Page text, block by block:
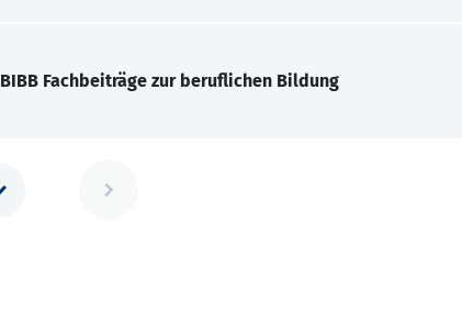
BIBB Fachbeiträge zur beruflichen Bildung